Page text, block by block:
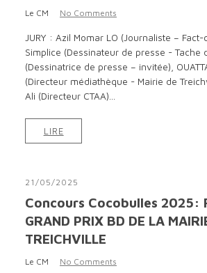
Le CM No Comments
JURY : Azil Momar LO (Journaliste – Fact-
Simplice (Dessinateur de presse - Tache
(Dessinatrice de presse – invitée),
(Directeur médiathèque - Mairie de
Ali (Directeur CTAA)...
LIRE
21/05/2025
Concours Cocobulles 2025:
GRAND PRIX BD DE LA
TREICHVILLE
Le CM No Comments